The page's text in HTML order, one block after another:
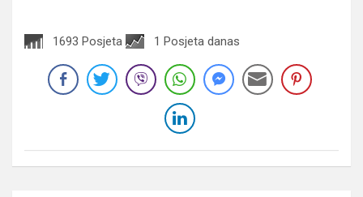
1693 Posjeta 1 Posjeta danas